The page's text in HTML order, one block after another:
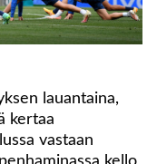
lauantaina,
kertaa
vastaan